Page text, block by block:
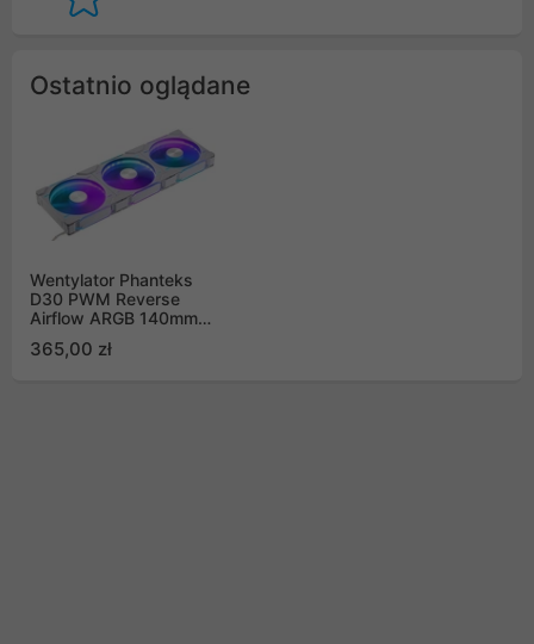
Ostatnio oglądane
Wentylator Phanteks
D30 PWM Reverse
Airflow ARGB 140mm
zestaw 3 szt, biały
365,00 zł